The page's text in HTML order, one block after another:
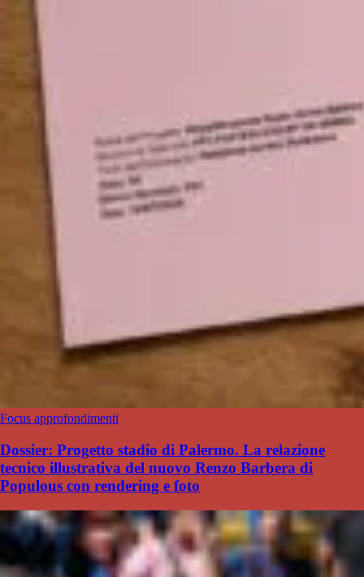
Focus approfondimenti
Dossier: Progetto stadio di Palermo. La relazione
tecnico illustrativa del nuovo Renzo Barbera di
Populous con rendering e foto